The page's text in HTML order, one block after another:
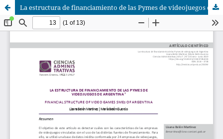
La estructura de financiamiento de las Pymes de videojuegos de Argentina